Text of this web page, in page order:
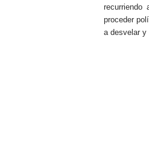
recurriendo
proceder
a desvelar y